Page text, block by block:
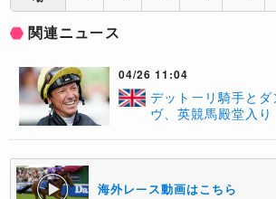
関連ニュース
04/26 11:04
デットーリ騎手と
ヴ、英競馬殿堂入り
海外レース動画はこちら